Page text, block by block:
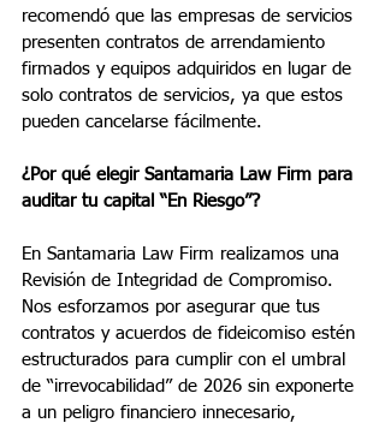
recomendó que las empresas de servicios
presenten contratos de arrendamiento
firmados y equipos adquiridos en lugar de
solo contratos de servicios, ya que estos
pueden cancelarse fácilmente.
¿Por qué elegir Santamaria Law Firm para
auditar tu capital “En Riesgo”?
En Santamaria Law Firm realizamos una
Revisión de Integridad de Compromiso.
Nos esforzamos por asegurar que tus
contratos y acuerdos de fideicomiso estén
estructurados para cumplir con el umbral
de “irrevocabilidad” de 2026 sin exponerte
a un peligro financiero innecesario,